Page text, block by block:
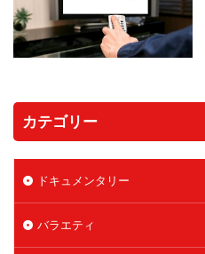
カテゴリー
ドキュメンタリー
バラエティ